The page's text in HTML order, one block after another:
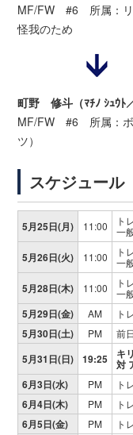
MF/FW #6 所属：リ
怪我のため
町野 修斗（ﾏﾁﾉ ｼｭｳﾄ
MF/FW #6 所属：ボ
ツ）
スケジュール
5月25日(月) 11:00
ト
一
5月26日(火) 11:00
ト
一
5月28日(木) 11:00
ト
一
5月29日(金) AM ト
5月30日(土) PM 前
5月31日(日) 19:25 キ
対
6月3日(水)
PM ト
6月4日(木) PM ト
6月5日(金) PM ト